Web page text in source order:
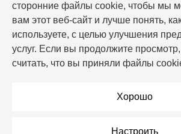
сторонние файлы cookie, чтобы мы
вам этот веб-сайт и лучше понять,
используете, с целью улучшения
услуг. Если вы продолжите
считать, что вы приняли файлы
Хорошо
Настроить
info@i-ven.by
Мы в мессенджерах:
Режим работы: Пн–Пт: 10:00